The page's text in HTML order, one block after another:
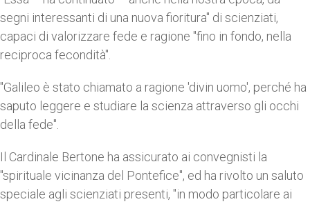
segni interessanti di una nuova fioritura" di scienziati,
capaci di valorizzare fede e ragione "fino in fondo, nella
reciproca fecondità".
"Galileo è stato chiamato a ragione 'divin uomo', perché ha
saputo leggere e studiare la scienza attraverso gli occhi
della fede".
Il Cardinale Bertone ha assicurato ai convegnisti la
"spirituale vicinanza del Pontefice", ed ha rivolto un saluto
speciale agli scienziati presenti, "in modo particolare ai